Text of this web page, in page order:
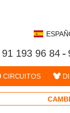
91 193 96 84
CIRCUITOS